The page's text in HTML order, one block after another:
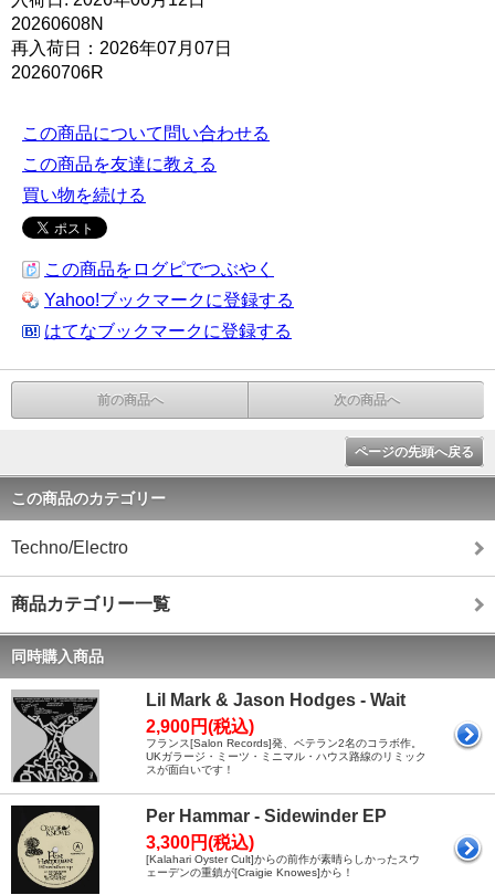
20260608N
再入荷日：2026年07月07日
20260706R
この商品について問い合わせる
この商品を友達に教える
買い物を続ける
この商品をログピでつぶやく
Yahoo!ブックマークに登録する
はてなブックマークに登録する
前の商品へ 次の商品へ
ページの先頭へ戻る
この商品のカテゴリー
Techno/Electro
商品カテゴリー一覧
同時購入商品
Lil Mark & Jason Hodges - Wait
2,900円(税込)
フランス[Salon Records]発、ベテラン2名のコラボ作。
UKガラージ・ミーツ・ミニマル・ハウス路線のリミック
スが面白いです！
Per Hammar - Sidewinder EP
3,300円(税込)
[Kalahari Oyster Cult]からの前作が素晴らしかったスウ
ェーデンの重鎮が[Craigie Knowes]から！